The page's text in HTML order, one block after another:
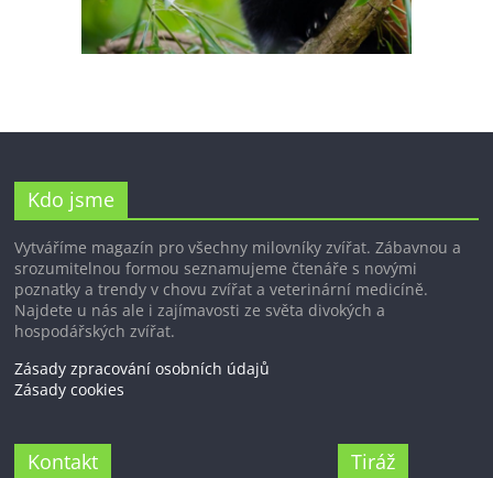
Kdo jsme
Vytváříme magazín pro všechny milovníky zvířat. Zábavnou a
srozumitelnou formou seznamujeme čtenáře s novými
poznatky a trendy v chovu zvířat a veterinární medicíně.
Najdete u nás ale i zajímavosti ze světa divokých a
hospodářských zvířat.
Zásady zpracování osobních údajů
Zásady cookies
Kontakt Tiráž